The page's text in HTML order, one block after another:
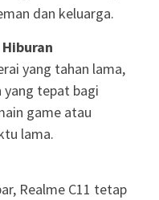
dan keluarga.
yang tahan lama,
yang tepat bagi
game atau
lama.
Realme C11 tetap